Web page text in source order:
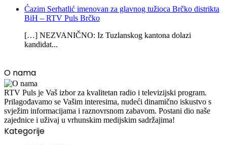
Ćazim Serhatlić imenovan za glavnog tužioca Brčko distrikta
BiH – RTV Puls Brčko
[…] NEZVANIČNO: Iz Tuzlanskog kantona dolazi
kandidat...
O nama
RTV Puls je Vaš izbor za kvalitetan radio i televizijski program.
Prilagođavamo se Vašim interesima, nudeći dinamično iskustvo s
svježim informacijama i raznovrsnom zabavom. Postani dio naše
zajednice i uživaj u vrhunskim medijskim sadržajima!
Kategorije